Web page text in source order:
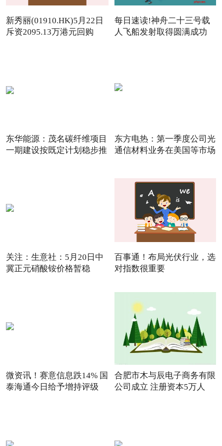
新秀丽(01910.HK)5月22日
斥资2095.13万港元回购
每日速读!神舟二十三号载
人飞船发射取得圆满成功
东华能源：茂名碳纤维项目
一期建设按既定计划稳步推
东方电热：第一季度公司光
通信材料业务在美国等市场
关注：生意社：5月20日中
冀正元硝酸铵价格暂稳
百事通！布局光伏行业，选
对指数很重要
微资讯！赛意信息跌14% 国
泰海通今日给予增持评级
合肥市木与辰电子商务有限
公司成立 注册资本5万人